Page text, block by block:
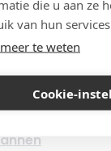
die u aan ze
van hun
te weten
Cookie-
Vistabel